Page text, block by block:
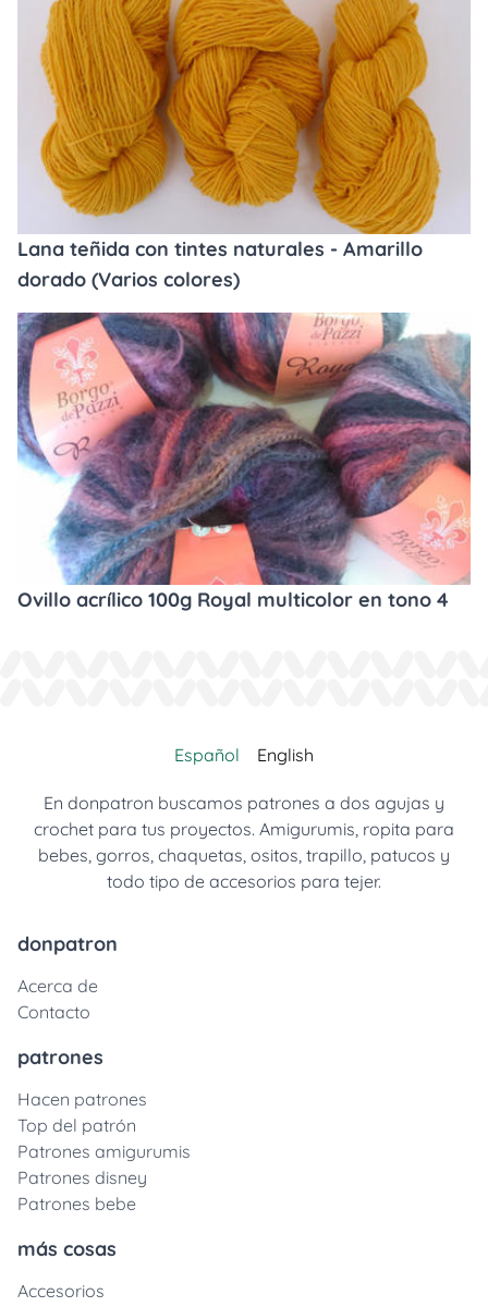
Lana teñida con tintes naturales - Amarillo
dorado (Varios colores)
Ovillo acrílico 100g Royal multicolor en tono 4
Español English
En donpatron buscamos patrones a dos agujas y
crochet para tus proyectos. Amigurumis, ropita para
bebes, gorros, chaquetas, ositos, trapillo, patucos y
todo tipo de accesorios para tejer.
donpatron
Acerca de
Contacto
patrones
Hacen patrones
Top del patrón
Patrones amigurumis
Patrones disney
Patrones bebe
más cosas
Accesorios